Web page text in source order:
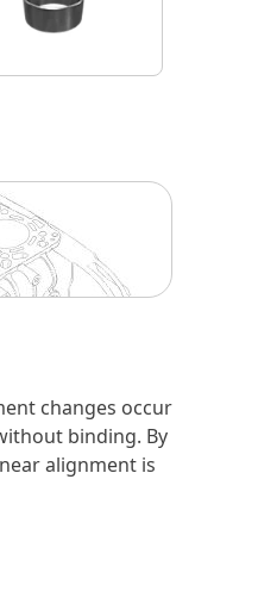
changes occur
binding. By
alignment is